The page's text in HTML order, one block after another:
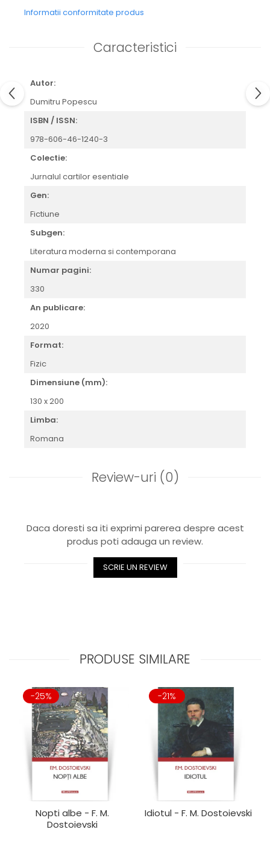
Informatii conformitate produs
Caracteristici
Autor:
Dumitru Popescu
ISBN / ISSN:
978-606-46-1240-3
Colectie:
Jurnalul cartilor esentiale
Gen:
Fictiune
Subgen:
Literatura moderna si contemporana
Numar pagini:
330
An publicare:
2020
Format:
Fizic
Dimensiune (mm):
130 x 200
Limba:
Romana
Review-uri (0)
Daca doresti sa iti exprimi parerea despre acest
produs poti adauga un review.
SCRIE UN REVIEW
PRODUSE SIMILARE
-25%
Nopti albe - F. M.
Dostoievski
-21%
Idiotul - F. M. Dostoievski